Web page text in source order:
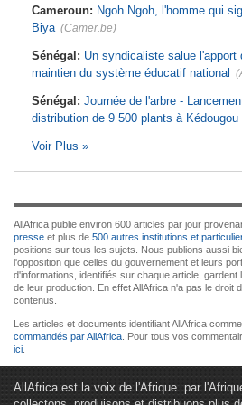
Cameroun: Ngoh Ngoh, l'homme qui
Biya (Camer.be)
Sénégal: Un syndicaliste salue l'apport
maintien du système éducatif national
Sénégal: Journée de l'arbre -
distribution de 9 500 plants à Kédougou
Voir Plus »
AllAfrica publie environ 600 articles par jour
presse et plus de 500 autres institutions et
positions sur tous les sujets. Nous publions aussi
l'opposition que celles du gouvernement et leurs
d'informations, identifiés sur chaque article, gardent
de leur production. En effet AllAfrica n'a pas le droit
contenus.
Les articles et documents identifiant AllAfrica
commandés par AllAfrica . Pour tous vos
ici
AllAfrica est la voix de l'Afrique. par